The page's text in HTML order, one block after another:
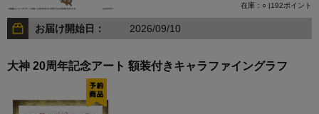
在庫：○ |192ポイント
お届け開始日： 2026/09/10
大神 20周年記念アート 額装付きキャラファイングラフ